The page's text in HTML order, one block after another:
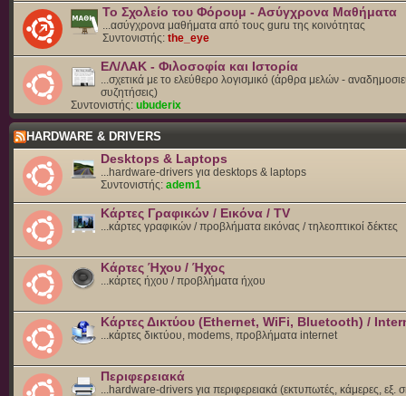
Το Σχολείο του Φόρουμ - Ασύγχρονα Μαθήματα
...ασύγχρονα μαθήματα από τους guru της κοινότητας
Συντονιστής: the_eye
ΕΛ/ΛΑΚ - Φιλοσοφία και Ιστορία
...σχετικά με το ελεύθερο λογισμικό (άρθρα μελών -
συζητήσεις)
Συντονιστής: ubuderix
HARDWARE & DRIVERS
Desktops & Laptops
...hardware-drivers για desktops & laptops
Συντονιστής: adem1
Κάρτες Γραφικών / Εικόνα / TV
...κάρτες γραφικών / προβλήματα εικόνας / τηλεοπτικοί δέκτες
Κάρτες Ήχου / Ήχος
...κάρτες ήχου / προβλήματα ήχου
Κάρτες Δικτύου (Ethernet, WiFi, Bluetooth) /
...κάρτες δικτύου, modems, προβλήματα internet
Περιφερειακά
...hardware-drivers για περιφερειακά (εκτυπωτές, κάμερες, εξ.